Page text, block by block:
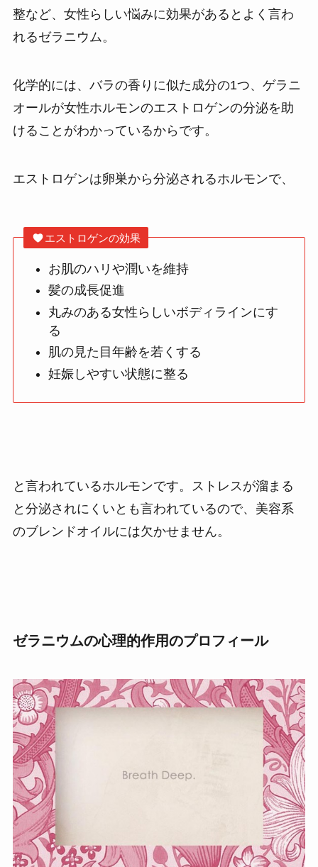
整など、女性らしい悩みに効果があるとよく言わ
れるゼラニウム。
化学的には、バラの香りに似た成分の1つ、ゲラニ
オールが女性ホルモンのエストロゲンの分泌を助
けることがわかっているからです。
エストロゲンは卵巣から分泌されるホルモンで、
エストロゲンの効果
お肌のハリや潤いを維持
髪の成長促進
丸みのある女性らしいボディラインにす
る
肌の見た目年齢を若くする
妊娠しやすい状態に整る
と言われているホルモンです。ストレスが溜まる
と分泌されにくいとも言われているので、美容系
のブレンドオイルには欠かせません。
ゼラニウムの心理的作用のプロフィール